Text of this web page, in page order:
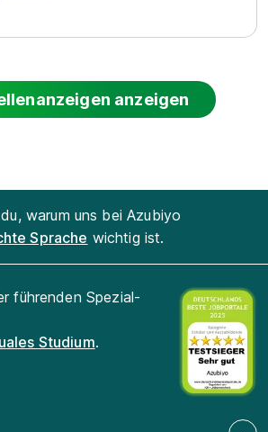
anzeigen
warum uns bei Azubiyo
Sprache wichtig ist.
führenden Spezial-
Studium.